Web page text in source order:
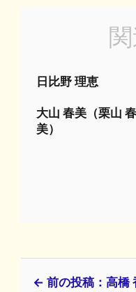
日比野 理恵
大山 春美（栗山 春
美）
← 前の投稿：高橋